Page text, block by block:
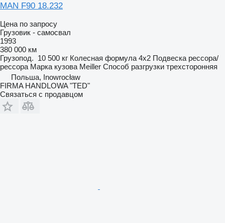
MAN F90 18.232
Цена по запросу
Грузовик - самосвал
1993
380 000 км
Грузопод. 10 500 кг Колесная формула 4x2 Подвеска рессора/
рессора Марка кузова Meiller Способ разгрузки трехсторонняя
Польша, Inowrocław
FIRMA HANDLOWA "TED"
Связаться с продавцом